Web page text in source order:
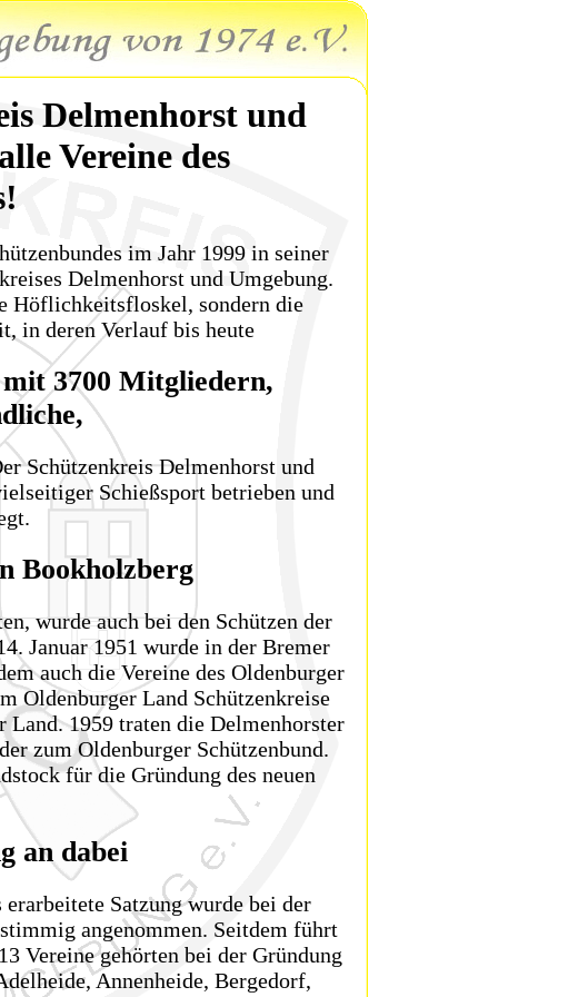
Delmenhorst und
Vereine des
im Jahr 1999 in seiner
Delmenhorst und Umgebung.
Höflichkeitsfloskel, sondern die
in deren Verlauf bis heute
mit 3700 Mitgliedern,
Schützenkreis Delmenhorst und
Schießsport betrieben und
Bookholzberg
wurde auch bei den Schützen der
Januar 1951 wurde in der Bremer
auch die Vereine des Oldenburger
Oldenburger Land Schützenkreise
Land. 1959 traten die Delmenhorster
zum Oldenburger Schützenbund.
für die Gründung des neuen
an dabei
Satzung wurde bei der
angenommen. Seitdem führt
Vereine gehörten bei der Gründung
Annenheide, Bergedorf,